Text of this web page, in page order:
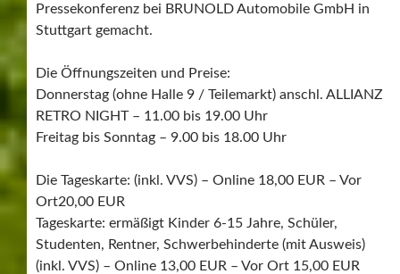
Pressekonferenz bei BRUNOLD Automobile GmbH in
Stuttgart gemacht.
Die Öffnungszeiten und Preise:
Donnerstag (ohne Halle 9 / Teilemarkt) anschl. ALLIANZ
RETRO NIGHT – 11.00 bis 19.00 Uhr
Freitag bis Sonntag – 9.00 bis 18.00 Uhr
Die Tageskarte: (inkl. VVS) – Online 18,00 EUR – Vor
Ort20,00 EUR
Tageskarte: ermäßigt Kinder 6-15 Jahre, Schüler,
Studenten, Rentner, Schwerbehinderte (mit Ausweis)
(inkl. VVS) – Online 13,00 EUR – Vor Ort 15,00 EUR